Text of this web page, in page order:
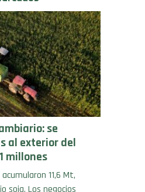
se
exterior del
millones
11,6 Mt,
soja. Los negocios
traccionados por la